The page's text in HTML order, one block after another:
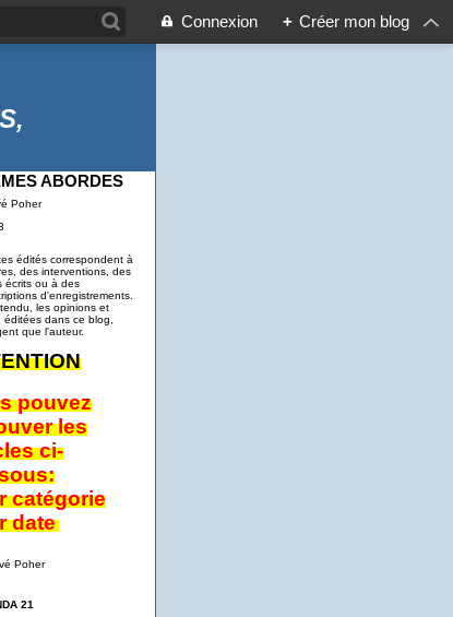
Connexion + Créer mon blog
ABORDES
édités correspondent à
des interventions, des
écrits ou à des
d'enregistrements.
les opinions et
éditées dans ce blog,
que l'auteur.
pouvez
les
ci-
catégorie
date
21